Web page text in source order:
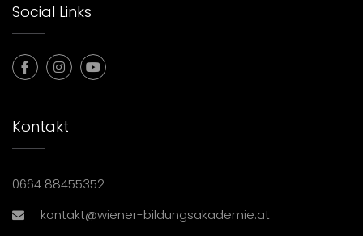
Social Links
Kontakt
0664 88455352
kontakt@wiener-bildungsakademie.at